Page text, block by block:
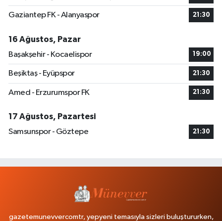
Gaziantep FK - Alanyaspor 21:30
16 Ağustos, Pazar
Başakşehir - Kocaelispor
19:00
Beşiktaş - Eyüpspor 21:30
Amed - Erzurumspor FK 21:30
17 Ağustos, Pazartesi
Samsunspor - Göztepe
21:30
gazetemunevvercomtr, yepyeni temasıyla sizleri buluştururken,